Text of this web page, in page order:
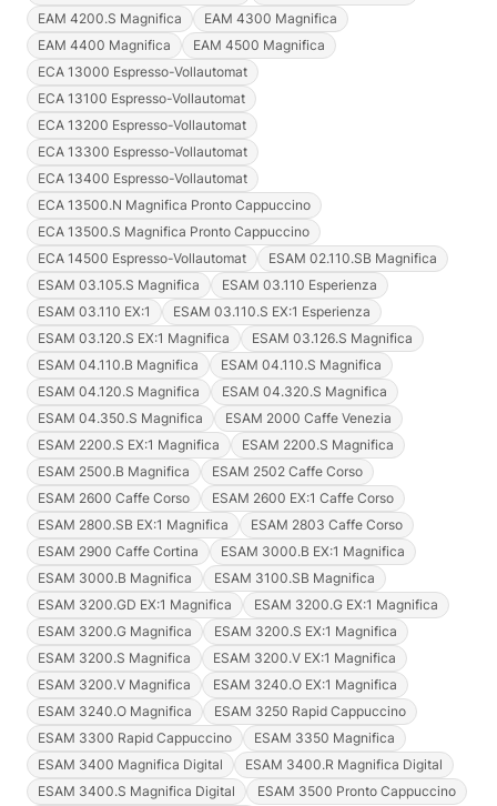
EAM 4200.S Magnifica
EAM 4300 Magnifica
EAM 4400 Magnifica
EAM 4500 Magnifica
ECA 13000 Espresso-Vollautomat
ECA 13100 Espresso-Vollautomat
ECA 13200 Espresso-Vollautomat
ECA 13300 Espresso-Vollautomat
ECA 13400 Espresso-Vollautomat
ECA 13500.N Magnifica Pronto Cappuccino
ECA 13500.S Magnifica Pronto Cappuccino
ECA 14500 Espresso-Vollautomat
ESAM 02.110.SB Magnifica
ESAM 03.105.S Magnifica
ESAM 03.110 Esperienza
ESAM 03.110 EX:1
ESAM 03.110.S EX:1 Esperienza
ESAM 03.120.S EX:1 Magnifica
ESAM 03.126.S Magnifica
ESAM 04.110.B Magnifica
ESAM 04.110.S Magnifica
ESAM 04.120.S Magnifica
ESAM 04.320.S Magnifica
ESAM 04.350.S Magnifica
ESAM 2000 Caffe Venezia
ESAM 2200.S EX:1 Magnifica
ESAM 2200.S Magnifica
ESAM 2500.B Magnifica
ESAM 2502 Caffe Corso
ESAM 2600 Caffe Corso
ESAM 2600 EX:1 Caffe Corso
ESAM 2800.SB EX:1 Magnifica
ESAM 2803 Caffe Corso
ESAM 2900 Caffe Cortina
ESAM 3000.B EX:1 Magnifica
ESAM 3000.B Magnifica
ESAM 3100.SB Magnifica
ESAM 3200.GD EX:1 Magnifica
ESAM 3200.G EX:1 Magnifica
ESAM 3200.G Magnifica
ESAM 3200.S EX:1 Magnifica
ESAM 3200.S Magnifica
ESAM 3200.V EX:1 Magnifica
ESAM 3200.V Magnifica
ESAM 3240.O EX:1 Magnifica
ESAM 3240.O Magnifica
ESAM 3250 Rapid Cappuccino
ESAM 3300 Rapid Cappuccino
ESAM 3350 Magnifica
ESAM 3400 Magnifica Digital
ESAM 3400.R Magnifica Digital
ESAM 3400.S Magnifica Digital
ESAM 3500 Pronto Cappuccino